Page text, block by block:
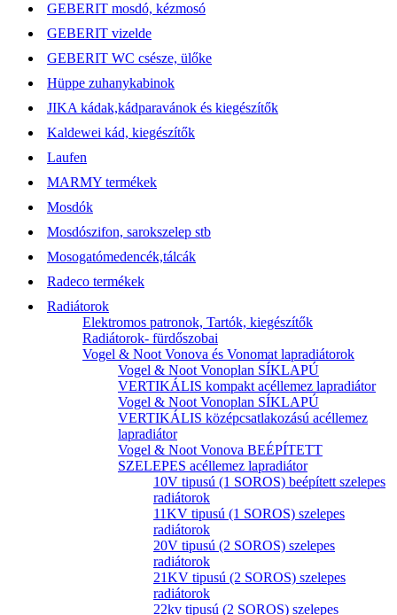
GEBERIT mosdó, kézmosó
GEBERIT vizelde
GEBERIT WC csésze, ülőke
Hüppe zuhanykabinok
JIKA kádak,kádparavánok és kiegészítők
Kaldewei kád, kiegészítők
Laufen
MARMY termékek
Mosdók
Mosdószifon, sarokszelep stb
Mosogatómedencék,tálcák
Radeco termékek
Radiátorok
Elektromos patronok, Tartók, kiegészítők
Radiátorok- fürdőszobai
Vogel & Noot Vonova és Vonomat lapradiátorok
Vogel & Noot Vonoplan SÍKLAPÚ
VERTIKÁLIS kompakt acéllemez lapradiátor
Vogel & Noot Vonoplan SÍKLAPÚ
VERTIKÁLIS középcsatlakozású acéllemez
lapradiátor
Vogel & Noot Vonova BEÉPÍTETT
SZELEPES acéllemez lapradiátor
10V tipusú (1 SOROS) beépített szelepes
radiátorok
11KV tipusú (1 SOROS) szelepes
radiátorok
20V tipusú (2 SOROS) szelepes
radiátorok
21KV tipusú (2 SOROS) szelepes
radiátorok
22kv tipusú (2 SOROS) szelepes